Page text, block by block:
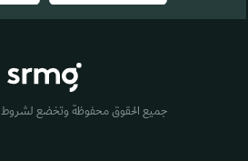
جميع الحقوق محفوظة وتخضع لشروط